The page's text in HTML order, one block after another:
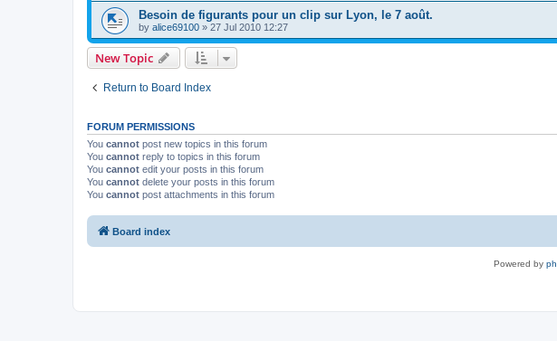
Besoin de figurants pour un clip sur Lyon, le 7 août.
by alice69100 » 27 Jul 2010 12:27
New Topic
Return to Board Index
FORUM PERMISSIONS
You cannot post new topics in this forum
You cannot reply to topics in this forum
You cannot edit your posts in this forum
You cannot delete your posts in this forum
You cannot post attachments in this forum
Board index
Powered by